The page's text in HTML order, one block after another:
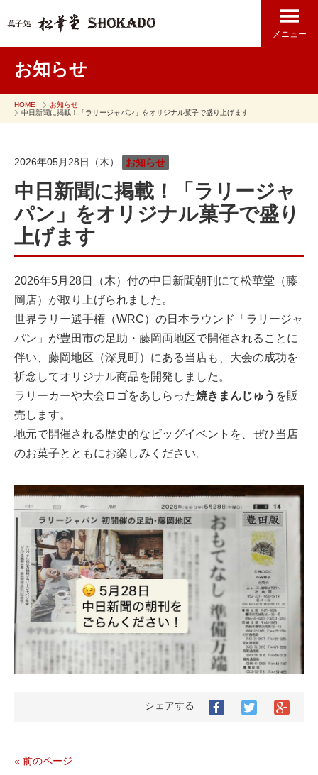
メニュー
お知らせ
HOME
お知らせ
中日新聞に掲載！「ラリージャパン」をオリジナル菓子で盛り上げます
2026年05月28日（木） お知らせ
中日新聞に掲載！「ラリージャ
パン」をオリジナル菓子で盛り
上げます
2026年5月28日（木）付の中日新聞朝刊にて松華堂（藤
岡店）が取り上げられました。
世界ラリー選手権（WRC）の日本ラウンド「ラリージャ
パン」が豊田市の足助・藤岡両地区で開催されることに
伴い、藤岡地区（深見町）にある当店も、大会の成功を
祈念してオリジナル商品を開発しました。
ラリーカーや大会ロゴをあしらった焼きまんじゅう を販
売します。
地元で開催される歴史的なビッグイベントを、ぜひ当店
のお菓子とともにお楽しみください。
シェアする
Facebook
で
Twitter
で
シ
« 前のページ